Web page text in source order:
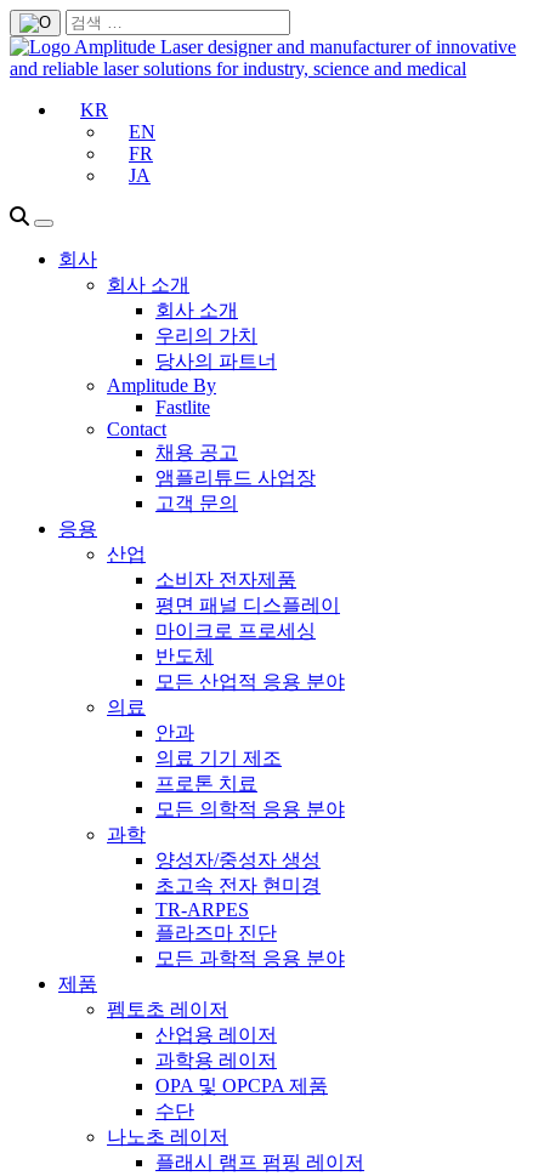
KR
EN
FR
JA
회사
회사 소개
회사 소개
우리의 가치
당사의 파트너
Amplitude By
Fastlite
Contact
채용 공고
앰플리튜드 사업장
고객 문의
응용
산업
소비자 전자제품
평면 패널 디스플레이
마이크로 프로세싱
반도체
모든 산업적 응용 분야
의료
안과
의료 기기 제조
프로톤 치료
모든 의학적 응용 분야
과학
양성자/중성자 생성
초고속 전자 현미경
TR-ARPES
플라즈마 진단
모든 과학적 응용 분야
제품
펨토초 레이저
산업용 레이저
과학용 레이저
OPA 및 OPCPA 제품
수단
나노초 레이저
플래시 램프 펌핑 레이저